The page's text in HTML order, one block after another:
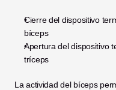
Cierre del dispositivo
bíceps
Apertura del dispositivo
tríceps
La actividad del bíceps